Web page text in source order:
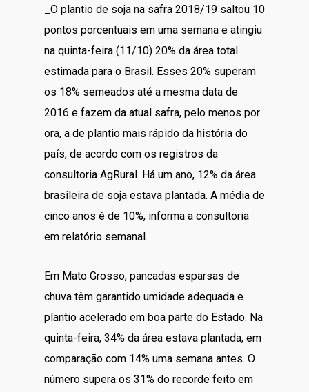
_O plantio de soja na safra 2018/19 saltou 10
pontos porcentuais em uma semana e atingiu
na quinta-feira (11/10) 20% da área total
estimada para o Brasil. Esses 20% superam
os 18% semeados até a mesma data de
2016 e fazem da atual safra, pelo menos por
ora, a de plantio mais rápido da história do
país, de acordo com os registros da
consultoria AgRural. Há um ano, 12% da área
brasileira de soja estava plantada. A média de
cinco anos é de 10%, informa a consultoria
em relatório semanal.
Em Mato Grosso, pancadas esparsas de
chuva têm garantido umidade adequada e
plantio acelerado em boa parte do Estado. Na
quinta-feira, 34% da área estava plantada, em
comparação com 14% uma semana antes. O
número supera os 31% do recorde feito em